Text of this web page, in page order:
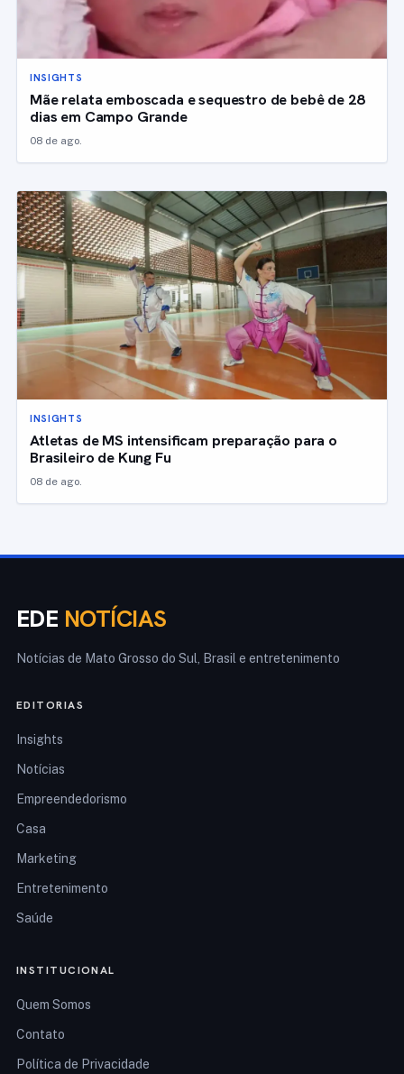
INSIGHTS
Mãe relata emboscada e sequestro de bebê de 28
dias em Campo Grande
08 de ago.
INSIGHTS
Atletas de MS intensificam preparação para o
Brasileiro de Kung Fu
08 de ago.
EDE NOTÍCIAS
Notícias de Mato Grosso do Sul, Brasil e entretenimento
EDITORIAS
Insights
Notícias
Empreendedorismo
Casa
Marketing
Entretenimento
Saúde
INSTITUCIONAL
Quem Somos
Contato
Política de Privacidade